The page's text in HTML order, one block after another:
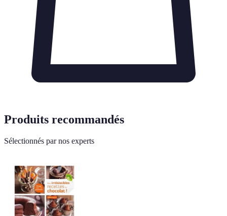
Produits recommandés
Sélectionnés par nos experts